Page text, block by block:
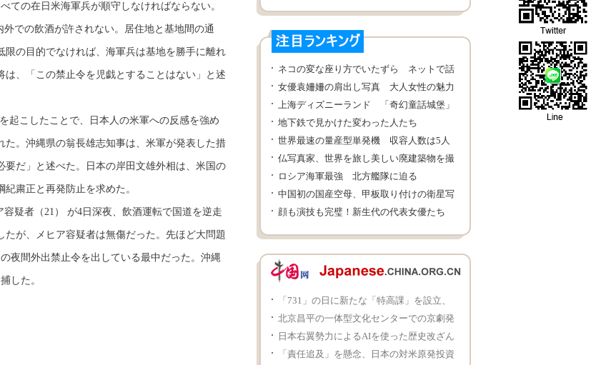
ての在日米海軍兵が順守しなければならない。
での飲酒が許されない。居住地と基地間の通
の目的でなければ、海軍兵は基地を勝手に離れ
、「この禁止令を児戯とすることはない」と述
起こしたことで、日本人の米軍への反感を強め
。沖縄県の翁長雄志知事は、米軍が発表した措
だ」と述べた。日本の岸田文雄外相は、米国の
粛正と再発防止を求めた。
疑者（21） が4日深夜、飲酒運転で国道を逆走
たが、メヒア容疑者は無傷だった。先ほど大問題
夜間外出禁止令を出している最中だった。沖縄
した。
ネコの変な座り方でいたずら ネットで話
題に
女優袁姍姍の肩出し写真 大人女性の魅力
上海ディズニーランド 「奇幻童話城堡」
を各角度から撮影
地下鉄で見かけた変わった人たち
世界最速の量産型単発機 収容人数は5人
仏写真家、世界を旅し美しい廃建築物を撮
影
ロシア海軍最強 北方艦隊に迫る
中国初の国産空母、甲板取り付けの衛星写
真が公開
顔も演技も完璧！新生代の代表女優たち